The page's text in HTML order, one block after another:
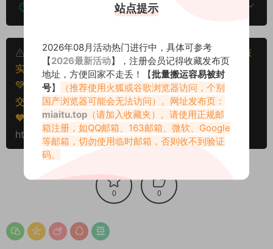
该资源能搬运分享吗？
本文资源仅供个人参考学习，请勿批量搬运，一经核
实将封禁账号权限！
💚本文资源均来源网友分享，若侵犯了您的权益可以提
交工单处理。
🧡转载请注明出处！原文链接：
https://www.miaitu.com/78876.html
0 0
站点提示
2026年08月活动热门进行中，具体可参考
【2026最新活动】，注册会员记得收藏发布页
地址，方便回家不走丢！【批量搬运容易被封
号】
（推荐使用火狐或谷歌浏览器访问，个别
国产浏览器可能会无法访问）。网址发布页：
miaitu.top （请加入收藏夹）。请使用正规邮
箱注册，如QQ邮箱、163邮箱、微软、Google
等邮箱，切勿使用临时邮箱，否则收不到验证
码。